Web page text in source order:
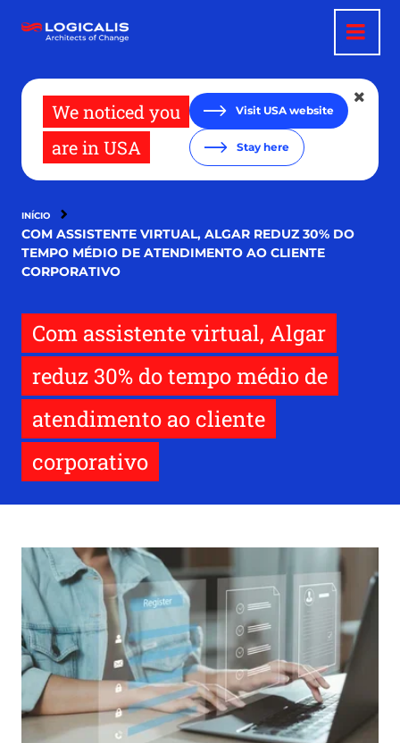
para
We noticed you
are in USA
Visit USA website
Stay here
INÍCIO
COM ASSISTENTE VIRTUAL, ALGAR REDUZ 30% DO
TEMPO MÉDIO DE ATENDIMENTO AO CLIENTE
CORPORATIVO
Com assistente virtual, Algar
reduz 30% do tempo médio de
atendimento ao cliente
corporativo